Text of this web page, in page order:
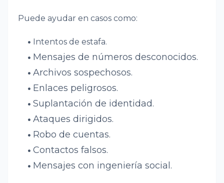
Puede ayudar en casos como:
Intentos de estafa.
Mensajes de números desconocidos.
Archivos sospechosos.
Enlaces peligrosos.
Suplantación de identidad.
Ataques dirigidos.
Robo de cuentas.
Contactos falsos.
Mensajes con ingeniería social.